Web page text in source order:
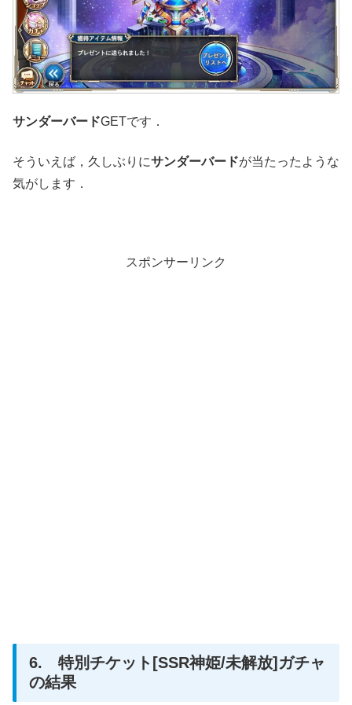
サンダーバードGETです．
そういえば，久しぶりにサンダーバードが当たったような
気がします．
スポンサーリンク
6. 特別チケット[SSR神姫/未解放]ガチャ
の結果